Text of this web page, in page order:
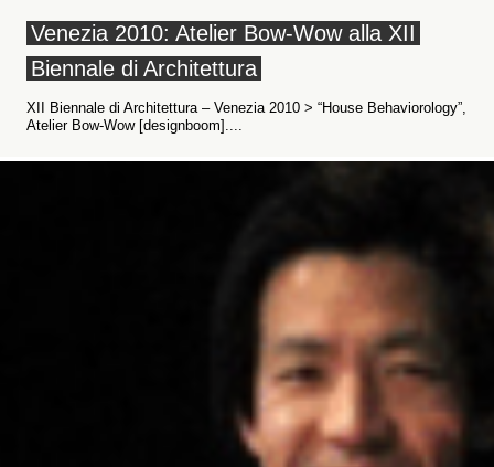
Venezia 2010: Atelier Bow-Wow alla XII
Biennale di Architettura
XII Biennale di Architettura – Venezia 2010 > “House Behaviorology”,
Atelier Bow-Wow [designboom]....